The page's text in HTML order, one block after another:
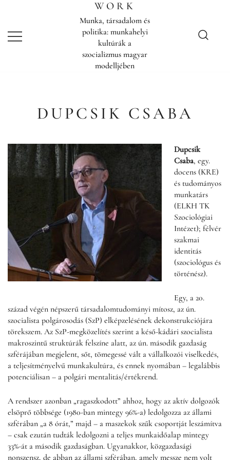
WORK
Munka, társadalom és
politika: munkahelyi
kultúrák a
szocializmus magyar
modelljében
DUPCSIK CSABA
Dupcsik
Csaba, egy.
docens (KRE)
és tudományos
munkatárs
(ELKH TK
Szociológiai
Intézet); félvér
szakmai
identitás
(szociológus és
történész).
Egy, a 20.
század végén népszerű társadalomtudományi mítosz, az ún.
szocialista polgárosodás (SzP) elképzelésének dekonstrukciójára
törekszem. Az SzP-megközelítés szerint a késő-kádári szocialista
makroszintű struktúrák felszíne alatt, az ún. második gazdaság
szférájában megjelent, sőt, tömegessé vált a vállalkozói viselkedés,
a teljesítményelvű munkakultúra, és ennek nyomában – legalábbis
potenciálisan – a polgári mentalitás/értékrend.
A rendszer azonban „ragaszkodott” ahhoz, hogy az aktív dolgozók
elsöprő többsége (1980-ban mintegy 96%-a) ledolgozza az állami
szférában „a 8 órát,” majd – a maszekok szűk csoportját leszámítva
– csak ezután tudták ledolgozni a teljes munkaidőalap mintegy
33%-át a második gazdaságban. Ugyanakkor, közgazdasági
nonszensz, de abban az állami szférában, amely messze nem volt